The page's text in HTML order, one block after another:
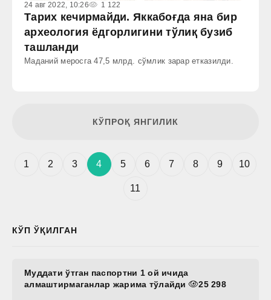
24 авг 2022, 10:26 1 122
Тарих кечирмайди. Яккабоғда яна бир
археология ёдгорлигини тўлиқ бузиб
ташланди
Маданий меросга 47,5 млрд. сўмлик зарар етказилди.
КЎПРОҚ ЯНГИЛИК
1 2 3 4 5 6 7 8 9 10
11
КЎП ЎҚИЛГАН
Муддати ўтган паспортни 1 ой ичида
алмаштирмаганлар жарима тўлайди
25 298